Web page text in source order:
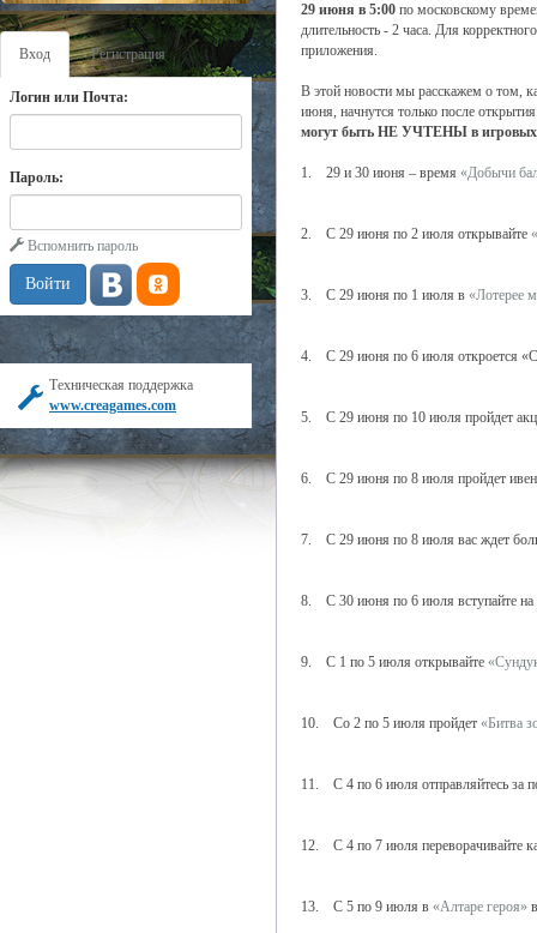
Вход Регистрация
Логин или Почта:
Пароль:
Вспомнить пароль
Техническая поддержка
www.creagames.com
29 июня в 5:00 по московскому
длительность - 2 часа. Для
приложения.
В этой новости мы расскажем о том,
июня, начнутся только после
могут быть НЕ УЧТЕНЫ в игровых
1. 29 и 30 июня – время «Добычи
2. С 29 июня по 2 июля открывайте
3. С 29 июня по 1 июля в «Лотерее
4. С 29 июня по 6 июля откроется
5. С 29 июня по 10 июля пройдет
6. С 29 июня по 8 июля пройдет
7. С 29 июня по 8 июля вас ждет
8. С 30 июня по 6 июля вступайте на
9. С 1 по 5 июля открывайте
10. Со 2 по 5 июля пройдет «Битва
11. С 4 по 6 июля отправляйтесь за
12. С 4 по 7 июля переворачивайте
13. С 5 по 9 июля в «Алтаре героя»